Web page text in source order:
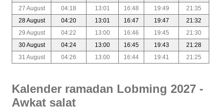
27 August
04:18 13:01 16:48 19:49
21:35
28 August
04:20 13:01 16:47 19:47
21:32
29 August
04:22 13:00 16:46 19:45
21:30
30 August
04:24 13:00 16:45 19:43
21:28
31 August
04:26 13:00 16:44 19:41 21:25
Kalender ramadan Lobming 2027 -
Awkat salat